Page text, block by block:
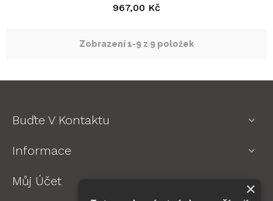
967,00 Kč
Zobrazení 1-9 z 9 položek
Buďte V Kontaktu 
Informace 
Můj Účet ×